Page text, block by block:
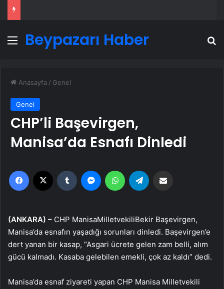
Menü
Beypazarı Haber
Anasayfa / Genel
Genel
CHP’li Başevirgen,
Manisa’da Esnafı Dinledi
Facebook Tumblr MessengerWhatsApp
(ANKARA) – CHP ManisaMilletvekiliBekir Başevirgen,
Manisa’da esnafın yaşadığı sorunları dinledi. Başevirgen’e
dert yanan bir kasap, “Asgari ücrete gelen zam belli, alım
gücü kalmadı. Kasaba gelebilen emekli, çok az kaldı” dedi.
Manisa’da esnaf ziyareti yapan CHP Manisa Milletvekili